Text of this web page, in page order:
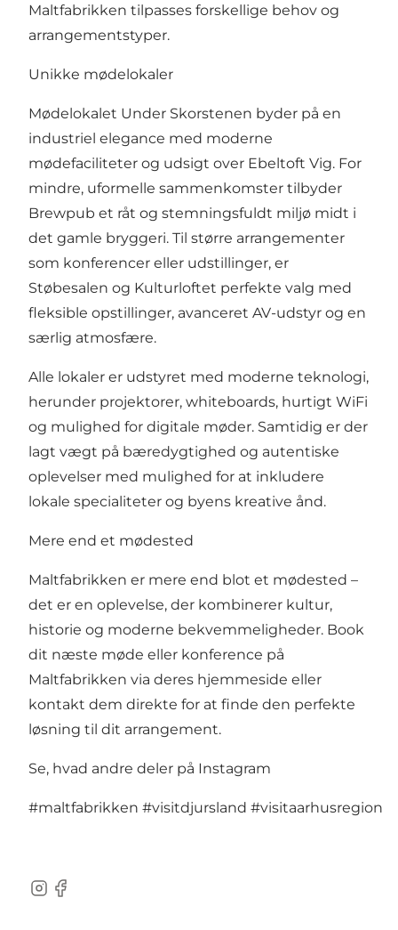
Maltfabrikken tilpasses forskellige behov og
arrangementstyper.
Unikke mødelokaler
Mødelokalet Under Skorstenen byder på en
industriel elegance med moderne
mødefaciliteter og udsigt over Ebeltoft Vig. For
mindre, uformelle sammenkomster tilbyder
Brewpub et råt og stemningsfuldt miljø midt i
det gamle bryggeri. Til større arrangementer
som konferencer eller udstillinger, er
Støbesalen og Kulturloftet perfekte valg med
fleksible opstillinger, avanceret AV-udstyr og en
særlig atmosfære.
Alle lokaler er udstyret med moderne teknologi,
herunder projektorer, whiteboards, hurtigt WiFi
og mulighed for digitale møder. Samtidig er der
lagt vægt på bæredygtighed og autentiske
oplevelser med mulighed for at inkludere
lokale specialiteter og byens kreative ånd.
Mere end et mødested
Maltfabrikken er mere end blot et mødested –
det er en oplevelse, der kombinerer kultur,
historie og moderne bekvemmeligheder. Book
dit næste møde eller konference på
Maltfabrikken via deres hjemmeside eller
kontakt dem direkte for at finde den perfekte
løsning til dit arrangement.
Se, hvad andre deler på Instagram
#maltfabrikken #visitdjursland #visitaarhusregion
Instagram
Facebook